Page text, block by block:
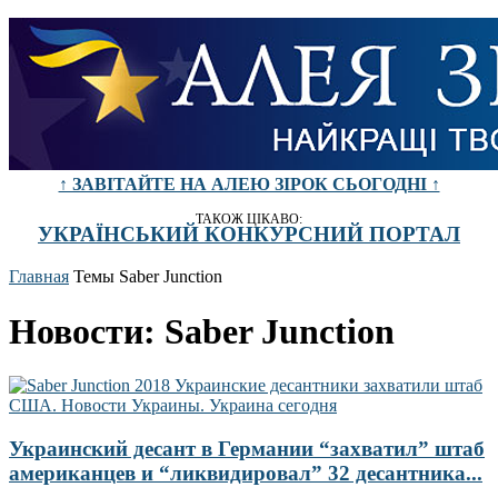
↑ ЗАВІТАЙТЕ НА АЛЕЮ ЗІРОК СЬОГОДНІ ↑
ТАКОЖ ЦІКАВО:
УКРАЇНСЬКИЙ КОНКУРСНИЙ ПОРТАЛ
Главная Темы Saber Junction
Новости: Saber Junction
Украинский десант в Германии “захватил” штаб
американцев и “ликвидировал” 32 десантника...